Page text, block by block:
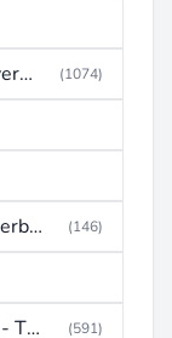
Refrigeración (heladeras, neveras, congeladores) (1074)
Tarjeta madre de PC - ( Motherboard ) (146)
Televideo (TV-VCR. TV-DVD- TV-DVD-VCR) (591)